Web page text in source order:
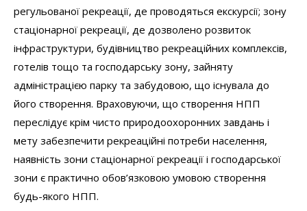
регульованої рекреації, де проводяться екскурсії; зону
стаціонарної рекреації, де дозволено розвиток
інфраструктури, будівництво рекреаційних комплексів,
готелів тощо та господарську зону, зайняту
адміністрацією парку та забудовою, що існувала до
його створення. Враховуючи, що створення НПП
переслідує крім чисто природоохоронних завдань і
мету забезпечити рекреаційні потреби населення,
наявність зони стаціонарної рекреації і господарської
зони є практично обов’язковою умовою створення
будь-якого НПП.